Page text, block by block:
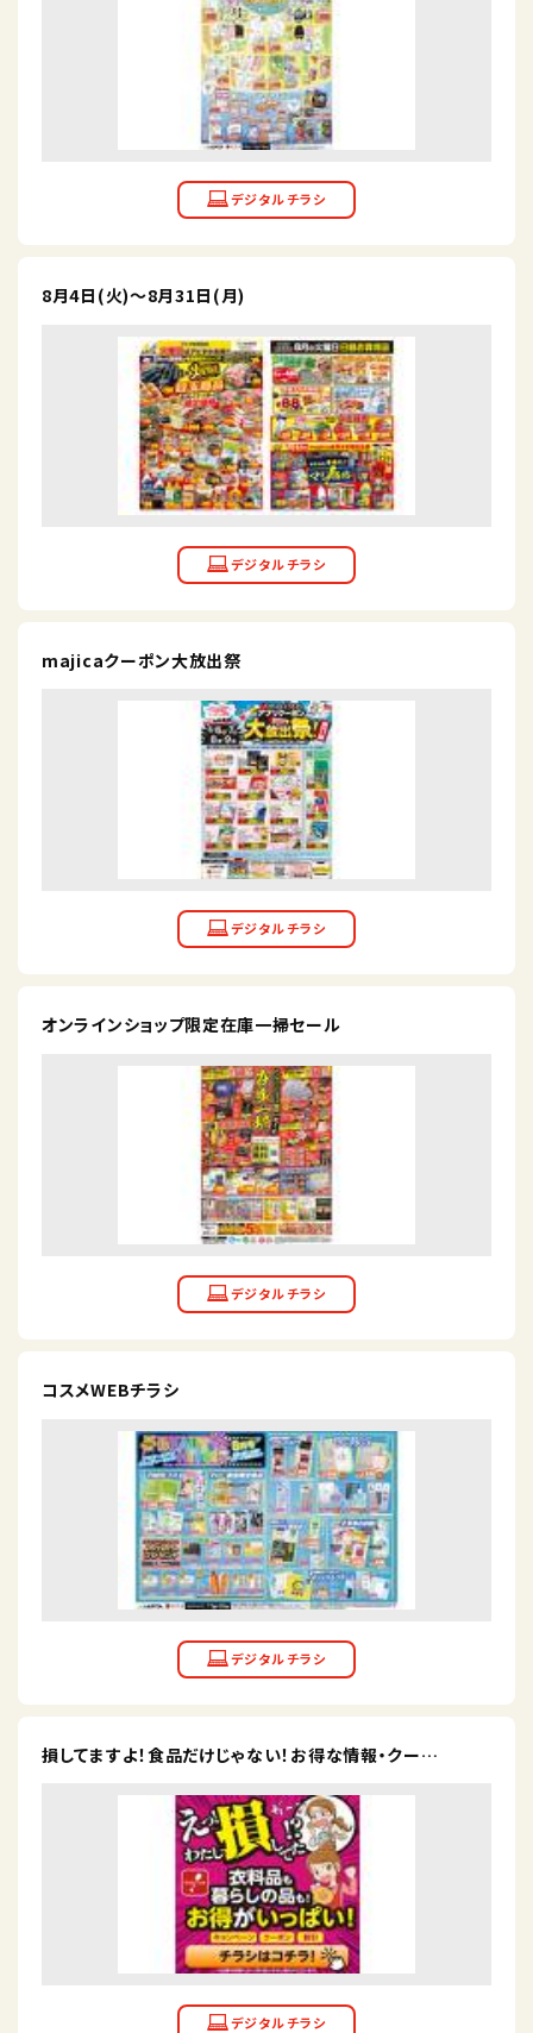
8月4日(火)～8月31日(月)
majicaクーポン大放出祭
オンラインショップ限定在庫一掃セール
コスメWEBチラシ
損してますよ！食品だけじゃない！お得な情報・クー…